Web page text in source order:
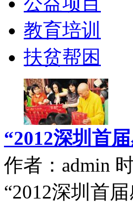
教育培训
扶贫帮困
“2012深圳首
作者：admin
“2012深圳首